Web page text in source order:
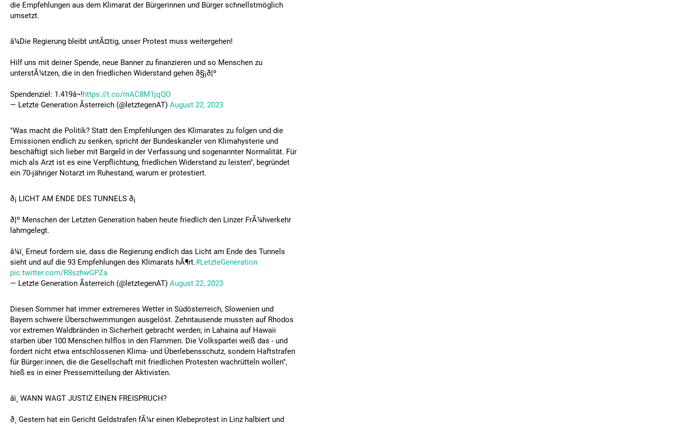
die Empfehlungen aus dem Klimarat der Bürgerinnen und Bürger schnellstmöglich
umsetzt.
â¼Die Regierung bleibt untÃ¤tig, unser Protest muss weitergehen!
Hilf uns mit deiner Spende, neue Banner zu finanzieren und so Menschen zu
unterstÃ¼tzen, die in den friedlichen Widerstand gehen ð§¡ð¦º
Spendenziel: 1.419â¬!https://t.co/mAC8M1jqQO
— Letzte Generation Ãsterreich (@letztegenAT) August 22, 2023
"Was macht die Politik? Statt den Empfehlungen des Klimarates zu folgen und die
Emissionen endlich zu senken, spricht der Bundeskanzler von Klimahysterie und
beschäftigt sich lieber mit Bargeld in der Verfassung und sogenannter Normalität. Für
mich als Arzt ist es eine Verpflichtung, friedlichen Widerstand zu leisten", begründet
ein 70-jähriger Notarzt im Ruhestand, warum er protestiert.
ð¡ LICHT AM ENDE DES TUNNELS ð¡
ð¦º Menschen der Letzten Generation haben heute friedlich den Linzer FrÃ¼hverkehr
lahmgelegt.
â¼ï¸ Erneut fordern sie, dass die Regierung endlich das Licht am Ende des Tunnels
sieht und auf die 93 Empfehlungen des Klimarats hÃ¶rt.#LetzteGeneration
pic.twitter.com/R8szhwGPZa
— Letzte Generation Ãsterreich (@letztegenAT) August 22, 2023
Diesen Sommer hat immer extremeres Wetter in Südösterreich, Slowenien und
Bayern schwere Überschwemmungen ausgelöst. Zehntausende mussten auf Rhodos
vor extremen Waldbränden in Sicherheit gebracht werden; in Lahaina auf Hawaii
starben über 100 Menschen hilflos in den Flammen. Die Volkspartei weiß das - und
fordert nicht etwa entschlossenen Klima- und Überlebensschutz, sondern Haftstrafen
für Bürger:innen, die die Gesellschaft mit friedlichen Protesten wachrütteln wollen",
hieß es in einer Pressemitteilung der Aktivisten.
âï¸ WANN WAGT JUSTIZ EINEN FREISPRUCH?
ð¸ Gestern hat ein Gericht Geldstrafen fÃ¼r einen Klebeprotest in Linz halbiert und